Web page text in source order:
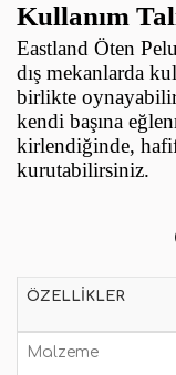
Kullanım
Eastland Öten
dış mekanlarda
birlikte oynayabilir
kendi başına
kirlendiğinde,
kurutabilirsiniz.
ÖZELLIKLER
Malzeme